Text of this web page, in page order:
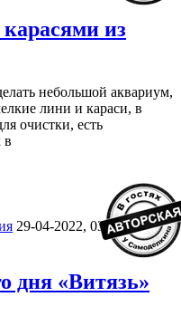
из
небольшой аквариум,
лини и караси, в
очистки, есть
в
29-04-2022, 03:19 3
дня «Витязь»